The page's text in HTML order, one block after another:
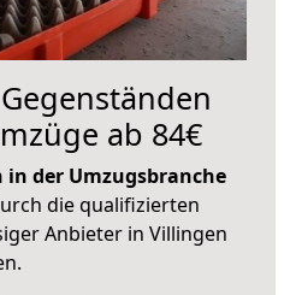
ab 84€
in der Umzugsbranche
die qualifizierten
Anbieter in Villingen